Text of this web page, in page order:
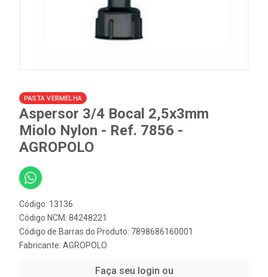
PASTA VERMELHA
Aspersor 3/4 Bocal 2,5x3mm
Miolo Nylon - Ref. 7856 -
AGROPOLO
Código: 13136
Código NCM: 84248221
Código de Barras do Produto: 7898686160001
Fabricante: AGROPOLO
Faça seu login ou